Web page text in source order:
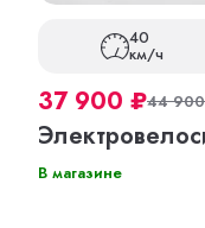
40
км/ч
37 900 ₽44
В магазине